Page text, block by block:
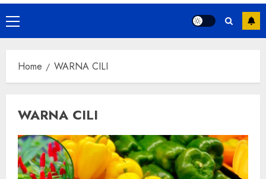
Primary
Menu
Home WARNA CILI
WARNA CILI